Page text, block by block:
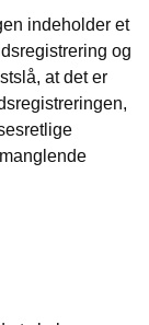
indeholder et
og
at det er